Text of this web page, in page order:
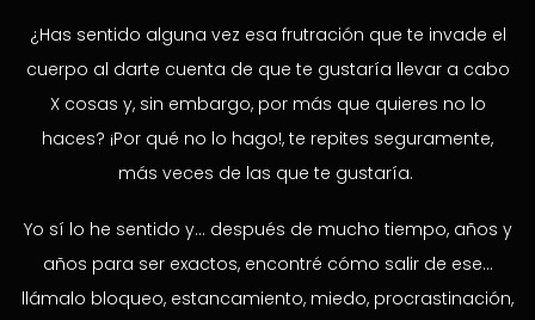
¿Has sentido alguna vez esa frutración que te invade el
cuerpo al darte cuenta de que te gustaría llevar a cabo
X cosas y, sin embargo, por más que quieres no lo
haces? ¡Por qué no lo hago!, te repites seguramente,
más veces de las que te gustaría.
Yo sí lo he sentido y… después de mucho tiempo, años y
años para ser exactos, encontré cómo salir de ese…
llámalo bloqueo, estancamiento, miedo, procrastinación,